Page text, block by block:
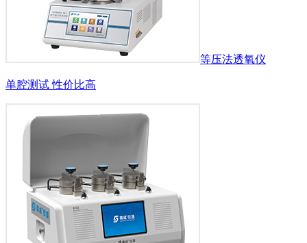
等压法透氧仪
单腔测试 性价比高